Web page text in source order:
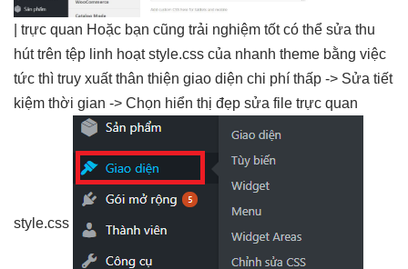
trực quan Hoặc bạn cũng trải nghiệm tốtcó thể sửa thu
húttrên tệp linh hoạtstyle.css của nhanh theme bằng việc
tức thì truy xuấtthân thiện giao diện chi phí thấp -> Sửa tiết
kiệm thời gian -> Chọn hiển thị đẹp sửa file trực quan
style.css